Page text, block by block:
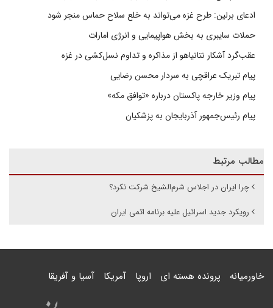
ادعای برلین: طرح غزه می‌تواند به خلع سلاح حماس منجر شود
حملات سایبری به بخش هواپیمایی و انرژی امارات
عقب‌گرد آشکار نتانیاهو از مذاکره و تداوم نسل‌کشی در غزه
پیام تبریک عراقچی به سردار محسن رضایی
پیام وزیر خارجه پاکستان درباره «توافق مکه»
پیام رئیس‌جمهور آذربایجان به پزشکیان
مطالب مرتبط
چرا ایران در اجلاس شرم‌الشیخ شرکت نکرد؟
رویکرد جدید اسرائیل علیه برنامه اتمی ایران
خاورمیانه پرونده هسته ای اروپا آمریکا آسیا و آفریقا